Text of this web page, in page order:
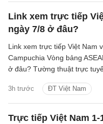
Link xem trực tiếp
ngày 7/8 ở đâu?
3h trước ĐT Việt Nam
Link xem trực tiếp Việt Nam
Campuchia Vòng bảng
ở đâu? Tường thuật trực
kênh phát sóng nào?
Trực tiếp Việt Nam